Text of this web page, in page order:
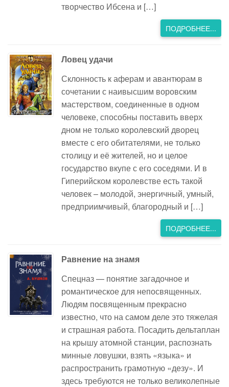
творчество Ибсена и […]
ПОДРОБНЕЕ...
Ловец удачи
Склонность к аферам и авантюрам в
сочетании с наивысшим воровским
мастерством, соединенные в одном
человеке, способны поставить вверх
дном не только королевский дворец
вместе с его обитателями, не только
столицу и её жителей, но и целое
государство вкупе с его соседями. И в
Гиперийском королевстве есть такой
человек – молодой, энергичный, умный,
предприимчивый, благородный и […]
ПОДРОБНЕЕ...
Равнение на знамя
Спецназ — понятие загадочное и
романтическое для непосвященных.
Людям посвященным прекрасно
известно, что на самом деле это тяжелая
и страшная работа. Посадить дельтаплан
на крышу атомной станции, распознать
минные ловушки, взять «языка» и
распространить грамотную «дезу». И
здесь требуются не только великолепные